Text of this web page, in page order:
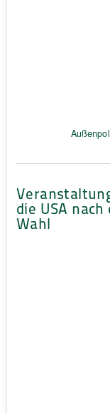
die USA nach
Wahl